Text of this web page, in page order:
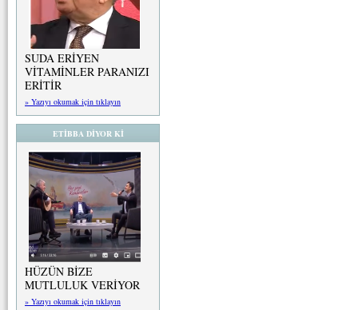
SUDA ERİYEN
VİTAMİNLER PARANIZI
ERİTİR
» Yazıyı okumak için tıklayın
ETİBBA DİYOR Kİ
HÜZÜN BİZE
MUTLULUK VERİYOR
» Yazıyı okumak için tıklayın